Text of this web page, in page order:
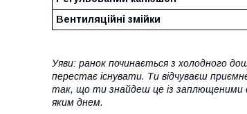
Вентиляційні змійки
Уяви: ранок починається з холодного
перестає існувати. Ти відчуваєш
так, що ти знайдеш це із заплющеними
яким днем.